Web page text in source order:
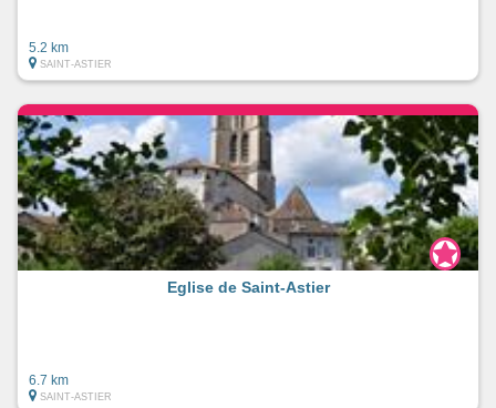
5.2 km
SAINT-ASTIER
Eglise de Saint-Astier
6.7 km
SAINT-ASTIER